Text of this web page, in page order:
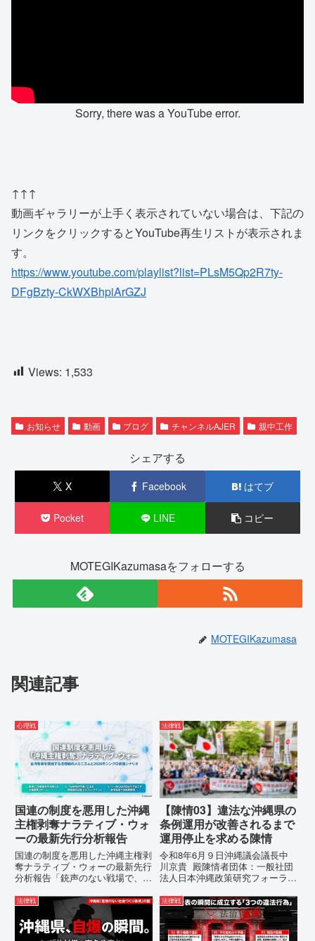
Sorry, there was a YouTube error.
↑↑↑
動画ギャラリーが上手く表示されていない場合は、下記の
リンクをクリックするとYouTube再生リストが表示されま
す。
https://www.youtube.com/playlist?list=PLsM5Qp2R7ty-
DFgBzty-CkWXBhpiArGZJ
Views: 1,533
お知らせ 動画 ブログ チャンネルAJER 親中工作
シェアする
X Facebook はてブ
Pocket LINE コピー
MOTEGIKazumasaをフォローする
MOTEGIKazumasa
関連記事
心理戦
国連の制度を悪用した沖縄
主権剥奪ナラティブ・ウォ
ーの最新先行分析報告
国連の制度を悪用した沖縄主権剥
奪ナラティブ・ウォーの最新先行
分析報告「銃声のない戦場で、日
いる。」現代の戦争は、ミサイル
が飛来する以前に始まっていま
す。国連という国際的な舞台で、
巧妙な「言説（ナラティブ）」が
法律戦
【陳情03】違法な沖縄県の
条例運用が改善されるまで
運用停止を求める陳情
令和8年6月９日沖縄議会議長中
川京貴 殿陳情者団体：一般社団
法人日本沖縄政策研究フォーラム
所：沖縄県那覇市電 話：080-違
法な沖縄県の条例運用が改善され
るまで運用停止を求める陳情陳情
の趣旨沖縄県は、「沖縄県...
法律戦 法律戦